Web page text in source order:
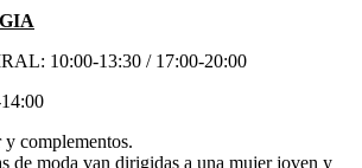
10:00-13:30 / 17:00-20:00
complementos.
de moda van dirigidas a una mujer joven y